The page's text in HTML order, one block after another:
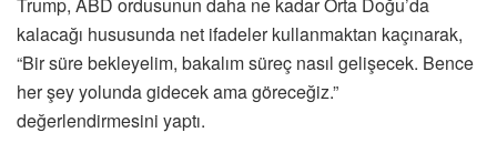
kalacağı hususunda net ifadeler kullanmaktan kaçınarak,
“Bir süre bekleyelim, bakalım süreç nasıl gelişecek. Bence
her şey yolunda gidecek ama göreceğiz.”
değerlendirmesini yaptı.